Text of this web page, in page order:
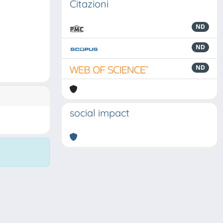
Citazioni
ND
ND
ND
social impact